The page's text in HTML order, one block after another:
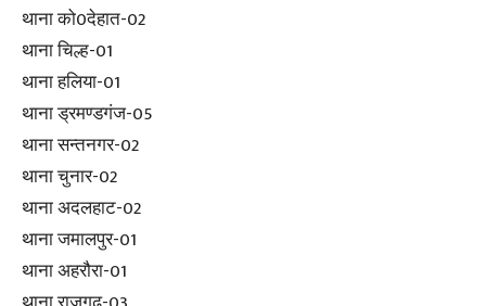
थाना को0देहात-02
थाना चिल्ह-01
थाना हलिया-01
थाना ड्रमण्डगंज-05
थाना सन्तनगर-02
थाना चुनार-02
थाना अदलहाट-02
थाना जमालपुर-01
थाना अहरौरा-01